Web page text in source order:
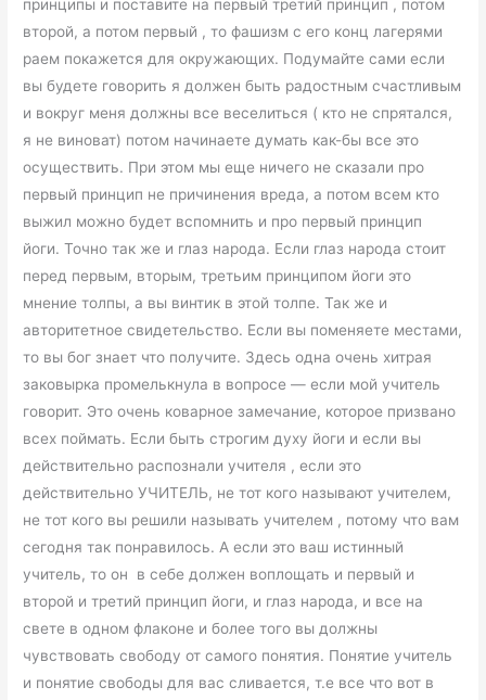
принципы и поставите на первый третий принцип , потом
второй, а потом первый , то фашизм с его конц лагерями
раем покажется для окружающих. Подумайте сами если
вы будете говорить я должен быть радостным счастливым
и вокруг меня должны все веселиться ( кто не спрятался,
я не виноват) потом начинаете думать как-бы все это
осуществить. При этом мы еще ничего не сказали про
первый принцип не причинения вреда, а потом всем кто
выжил можно будет вспомнить и про первый принцип
йоги. Точно так же и глаз народа. Если глаз народа стоит
перед первым, вторым, третьим принципом йоги это
мнение толпы, а вы винтик в этой толпе. Так же и
авторитетное свидетельство. Если вы поменяете местами,
то вы бог знает что получите. Здесь одна очень хитрая
заковырка промелькнула в вопросе — если мой учитель
говорит. Это очень коварное замечание, которое призвано
всех поймать. Если быть строгим духу йоги и если вы
действительно распознали учителя , если это
действительно УЧИТЕЛЬ, не тот кого называют учителем,
не тот кого вы решили называть учителем , потому что вам
сегодня так понравилось. А если это ваш истинный
учитель, то он в себе должен воплощать и первый и
второй и третий принцип йоги, и глаз народа, и все на
свете в одном флаконе и более того вы должны
чувствовать свободу от самого понятия. Понятие учитель
и понятие свободы для вас сливается, т.е все что вот в